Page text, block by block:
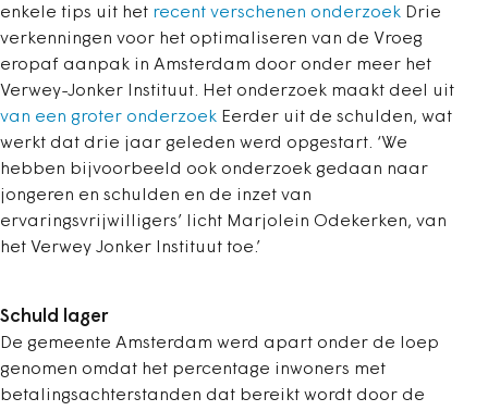
enkele tips uit het recent verschenen onderzoek Drie
verkenningen voor het optimaliseren van de Vroeg
eropaf aanpak in Amsterdam door onder meer het
Verwey-Jonker Instituut. Het onderzoek maakt deel uit
van een groter onderzoek Eerder uit de schulden, wat
werkt dat drie jaar geleden werd opgestart. ‘We
hebben bijvoorbeeld ook onderzoek gedaan naar
jongeren en schulden en de inzet van
ervaringsvrijwilligers’ licht Marjolein Odekerken, van
het Verwey Jonker Instituut toe.’
Schuld lager
De gemeente Amsterdam werd apart onder de loep
genomen omdat het percentage inwoners met
betalingsachterstanden dat bereikt wordt door de